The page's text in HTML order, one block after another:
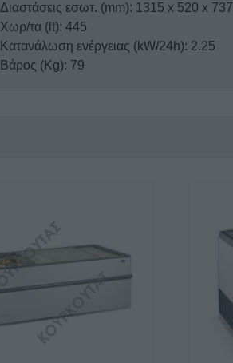
Διαστάσεις εσωτ. (mm): 1315 x 520 x 737
Χωρ/τα (lt): 445
Κατανάλωση ενέργειας (kW/24h): 2.25
Βάρος (Kg): 79